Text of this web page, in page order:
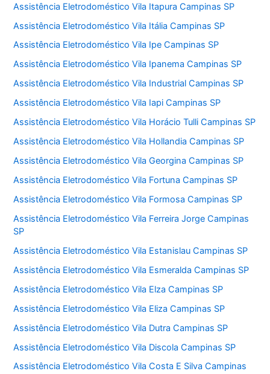
Assistência Eletrodoméstico Vila Itapura Campinas SP
Assistência Eletrodoméstico Vila Itália Campinas SP
Assistência Eletrodoméstico Vila Ipe Campinas SP
Assistência Eletrodoméstico Vila Ipanema Campinas SP
Assistência Eletrodoméstico Vila Industrial Campinas SP
Assistência Eletrodoméstico Vila Iapi Campinas SP
Assistência Eletrodoméstico Vila Horácio Tulli Campinas SP
Assistência Eletrodoméstico Vila Hollandia Campinas SP
Assistência Eletrodoméstico Vila Georgina Campinas SP
Assistência Eletrodoméstico Vila Fortuna Campinas SP
Assistência Eletrodoméstico Vila Formosa Campinas SP
Assistência Eletrodoméstico Vila Ferreira Jorge Campinas
SP
Assistência Eletrodoméstico Vila Estanislau Campinas SP
Assistência Eletrodoméstico Vila Esmeralda Campinas SP
Assistência Eletrodoméstico Vila Elza Campinas SP
Assistência Eletrodoméstico Vila Eliza Campinas SP
Assistência Eletrodoméstico Vila Dutra Campinas SP
Assistência Eletrodoméstico Vila Discola Campinas SP
Assistência Eletrodoméstico Vila Costa E Silva Campinas